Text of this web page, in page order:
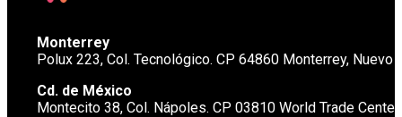
Monterrey
Polux 223, Col. Tecnológico. CP 64860 Monterrey, Nuevo
Cd. de México
Montecito 38, Col. Nápoles. CP 03810 World Trade